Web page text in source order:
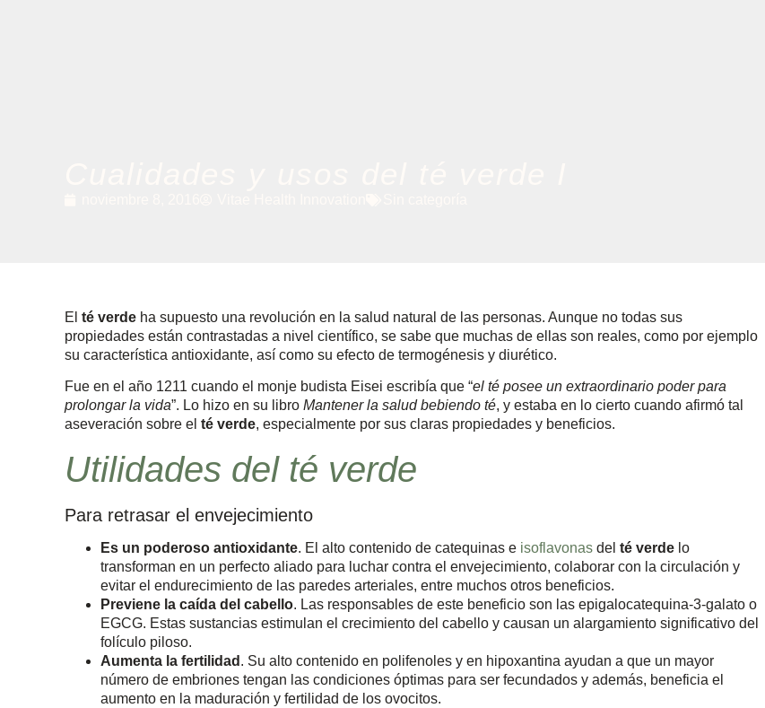
El té verde ha supuesto una revolución en la salud natural de las personas. Aunque no todas sus
propiedades están contrastadas a nivel científico, se sabe que muchas de ellas son reales, como por ejemplo
su característica antioxidante, así como su efecto de termogénesis y diurético.
Fue en el año 1211 cuando el monje budista Eisei escribía que “el té posee un extraordinario poder para
prolongar la vida”. Lo hizo en su libro Mantener la salud bebiendo té, y estaba en lo cierto cuando afirmó tal
aseveración sobre el té verde, especialmente por sus claras propiedades y beneficios.
Utilidades del té verde
Para retrasar el envejecimiento
Es un poderoso antioxidante. El alto contenido de catequinas e isoflavonas del té verde lo
transforman en un perfecto aliado para luchar contra el envejecimiento, colaborar con la circulación y
evitar el endurecimiento de las paredes arteriales, entre muchos otros beneficios.
Previene la caída del cabello. Las responsables de este beneficio son las epigalocatequina-3-galato o
EGCG. Estas sustancias estimulan el crecimiento del cabello y causan un alargamiento significativo del
folículo piloso.
Aumenta la fertilidad . Su alto contenido en polifenoles y en hipoxantina ayudan a que un mayor
número de embriones tengan las condiciones óptimas para ser fecundados y además, beneficia el
aumento en la maduración y fertilidad de los ovocitos.